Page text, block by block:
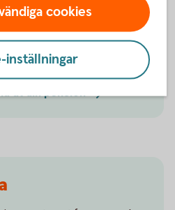
igång med
framtida pension!
cookies
inställningar